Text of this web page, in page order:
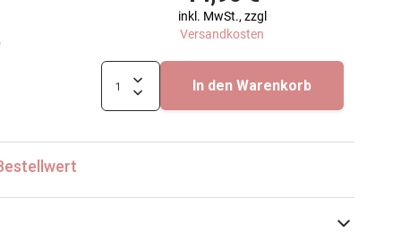
inkl. MwSt., zzgl
Versandkosten
In den Warenkorb